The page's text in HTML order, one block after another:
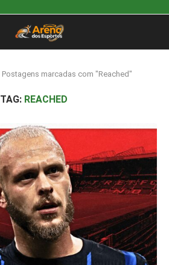
Postagens marcadas com "Reached"
TAG: REACHED